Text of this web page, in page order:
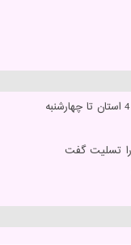
را تسلیت گفت